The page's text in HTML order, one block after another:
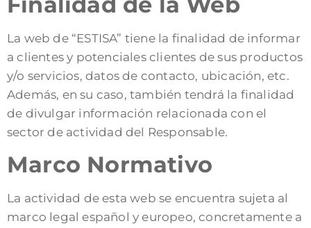
La web de “ESTISA” tiene la finalidad de informar
a clientes y potenciales clientes de sus productos
y/o servicios, datos de contacto, ubicación, etc.
Además, en su caso, también tendrá la finalidad
de divulgar información relacionada con el
sector de actividad del Responsable.
Marco Normativo
La actividad de esta web se encuentra sujeta al
marco legal español y europeo, concretamente a